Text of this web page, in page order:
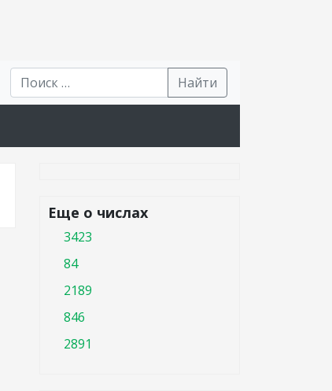
Найти
Еще о числах
3423
84
2189
846
2891